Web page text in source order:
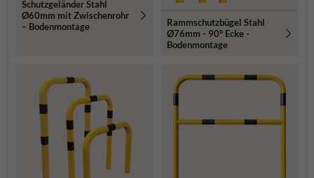
Schutzgeländer Stahl
Ø60mm mit Zwischenrohr
– Bodenmontage
Rammschutzbügel Stahl
Ø76mm - 90° Ecke -
Bodenmontage